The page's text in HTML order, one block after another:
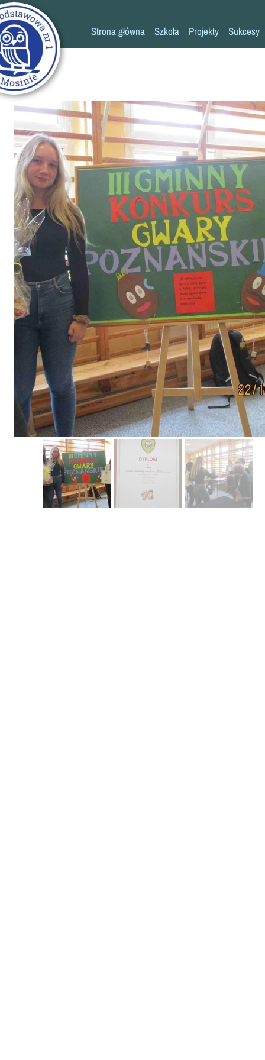
Strona główna Szkoła
Historia szkoły
Pedagog
Pielęgniarka
Rada rodziców
Biblioteka
Stołówka
Świetlica
Kronika
Projekty
Erasmus+ Przez
Erasmus+ Mózgi w
Sukcesy